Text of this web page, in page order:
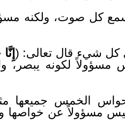
كل صوت، ولكنه
كل شيء قال تعالى: (
مسؤولاً لكونه يبصر،
الخمس جميعها
ليس مسؤولاً عن